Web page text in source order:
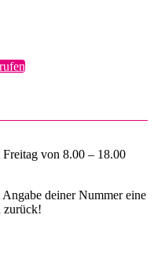
von 8.00 – 18.00
deiner Nummer eine
zurück!